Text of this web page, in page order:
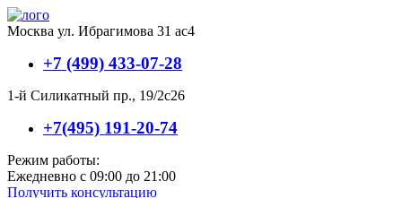
Москва ул. Ибрагимова 31 ас4
+7 (499) 433-07-28
1-й Силикатный пр., 19/2с26
+7(495) 191-20-74
Режим работы:
Ежедневно с 09:00 до 21:00
Получить консультацию